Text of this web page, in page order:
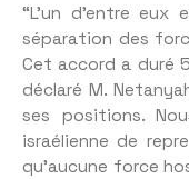
“L’un d’entre eux
séparation des
Cet accord a duré
déclaré M.
ses positions.
israélienne de
qu’aucune force